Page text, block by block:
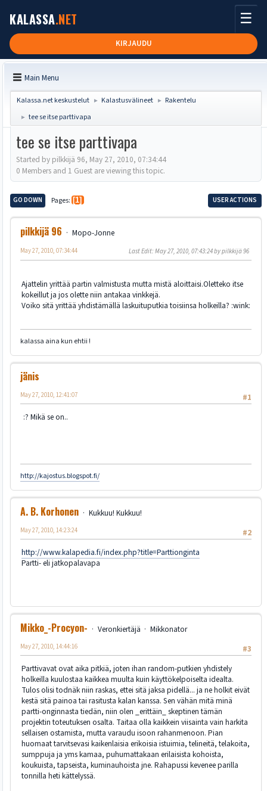
KALASSA.NET
KIRJAUDU
☰
Main Menu
Kalassa.net keskustelut ► Kalastusvälineet ► Rakentelu
► tee se itse parttivapa
tee se itse parttivapa
Started by pilkkijä 96, May 27, 2010, 07:34:44
0 Members and 1 Guest are viewing this topic.
GO DOWN Pages 1 USER ACTIONS
pilkkijä 96 Mopo-Jonne
May 27, 2010, 07:34:44 Last Edit: May 27, 2010, 07:43:24 by pilkkijä 96
Ajattelin yrittää partin valmistusta mutta mistä aloittaisi.Oletteko itse
kokeillut ja jos olette niin antakaa vinkkejä.
Voiko sitä yrittää yhdistämällä laskuituputkia toisiinsa holkeilla? :wink:
kalassa aina kun ehtii !
jänis
#1
May 27, 2010, 12:41:07
:? Mikä se on..
http://kajostus.blogspot.fi/
A. B. Korhonen
Kukkuu! Kukkuu!
#2
May 27, 2010, 14:23:24
http://www.kalapedia.fi/index.php?title=Parttionginta
Partti- eli jatkopalavapa
Mikko_-Procyon- Veronkiertäjä
Mikkonator
#3
May 27, 2010, 14:44:16
Parttivavat ovat aika pitkiä, joten ihan random-putkien yhdistely
holkeilla kuulostaa kaikkea muulta kuin käyttökelpoiselta idealta.
Tulos olisi todnäk niin raskas, ettei sitä jaksa pidellä... ja ne holkit eivät
kestä sitä painoa tai rasitusta kalan kanssa. Sen vähän mitä minä
partti-onginnasta tiedän, niin olen _erittäin_ skeptinen tämän
projektin toteutuksen osalta. Taitaa olla kaikkein viisainta vain harkita
sellaisen ostamista, mutta varaudu isoon rahanmenoon. Pian
huomaat tarvitsevasi kaikenlaisia erikoisia istuimia, telineitä, telakoita,
sumppuja ja yms kamaa, puhumattakaan erilaisista kohoista,
koukuista, tapseista, kuminauhoista jne. Rahapussi kevenee parilla
tonnilla heti kättelyssä.